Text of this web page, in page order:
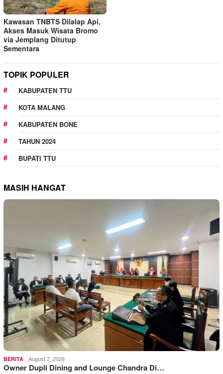
Kawasan TNBTS Dilalap Api,
Akses Masuk Wisata Bromo
via Jemplang Ditutup
Sementara
TOPIK POPULER
KABUPATEN TTU
KOTA MALANG
KABUPATEN BONE
TAHUN 2024
BUPATI TTU
MASIH HANGAT
BERITA August 7, 2026
Owner Dupli Dining and Lounge Chandra Di…